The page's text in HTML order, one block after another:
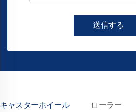
送信する
キャスターホイール ローラー